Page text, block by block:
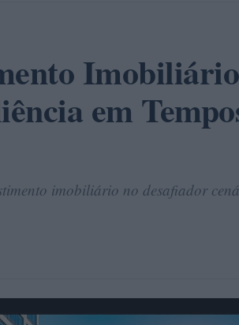
Imobiliário
em
imobiliário no desafiador